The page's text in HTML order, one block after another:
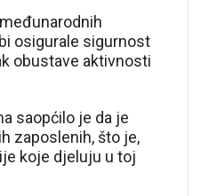
osigurale sigurnost
obustave aktivnosti
saopćilo je da je
zaposlenih, što je,
koje djeluju u toj